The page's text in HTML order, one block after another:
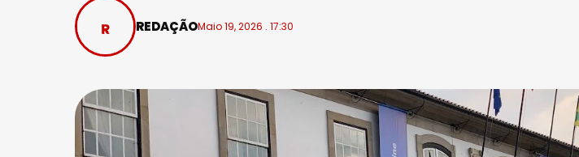
REDAÇÃOMaio 19, 2026 . 17:30